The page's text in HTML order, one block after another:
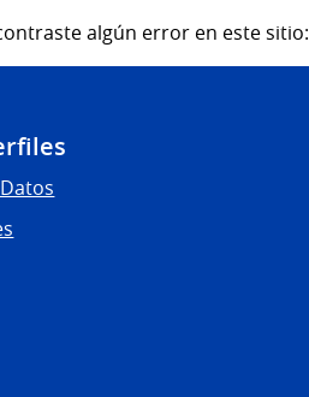
algún error en este sitio: